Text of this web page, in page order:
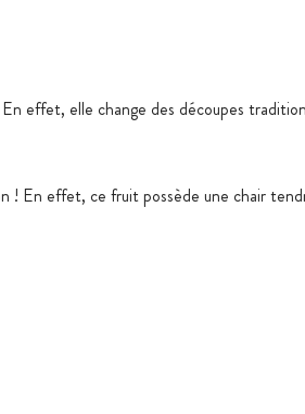
effet, elle change des découpes
! En effet, ce fruit possède une chair